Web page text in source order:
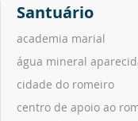
Santuário
academia marial
água mineral
cidade do romeiro
centro de apoio ao